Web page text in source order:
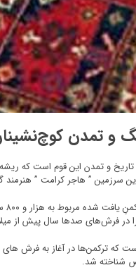
و تمدن
تاریخ و تمدن این قوم است که
سرزمین ” هاجر کرامت ”
فرش‌های صدها سال پیش از
ترکمن‌ها در آغاز به فرش های
شناخته شد.